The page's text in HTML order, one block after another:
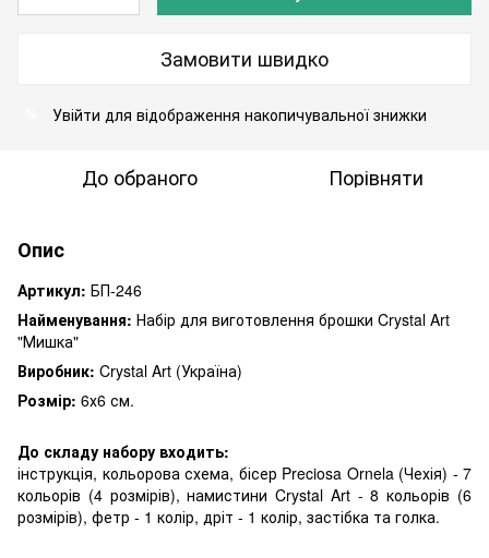
Замовити швидко
Увійти для відображення накопичувальної знижки
До обраного Порівняти
Опис
Артикул: БП-246
Найменування: Набір для виготовлення брошки Crystal Art
"Мишка"
Виробник: Crystal Art (Україна)
Розмір: 6х6 см.
До складу набору входить:
інструкція, кольорова схема, бісер Preciosa Ornela (Чехія) - 7
кольорів (4 розмірів), намистини Crystal Art - 8 кольорів (6
розмірів), фетр - 1 колір, дріт - 1 колір, застібка та голка.